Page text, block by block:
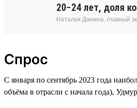
20−24 лет, доля
Наталья Данина, главный
Спрос
С января по сентябрь 2023 года
объёма в отрасли с начала года),